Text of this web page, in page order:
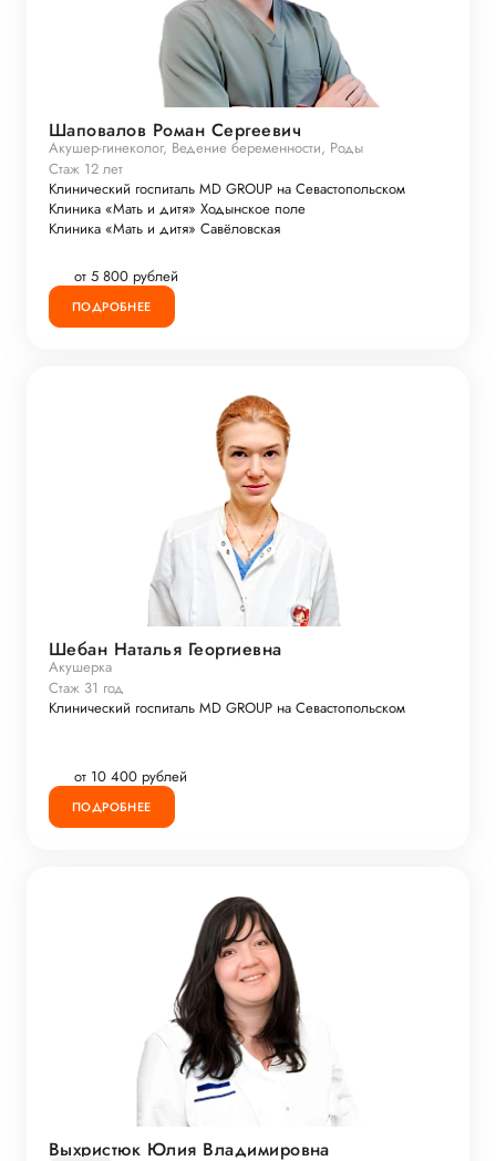
Шаповалов Роман Сергеевич
Акушер-гинеколог, Ведение беременности, Роды
Стаж 12 лет
Клинический госпиталь MD GROUP на Севастопольском
Клиника «Мать и дитя» Ходынское поле
Клиника «Мать и дитя» Савёловская
от 5 800 рублей
ПОДРОБНЕЕ
Шебан Наталья Георгиевна
Акушерка
Стаж 31 год
Клинический госпиталь MD GROUP на Севастопольском
от 10 400 рублей
ПОДРОБНЕЕ
Выхристюк Юлия Владимировна